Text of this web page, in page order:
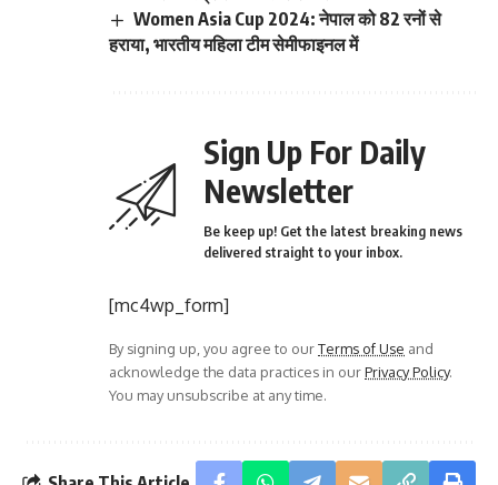
Women Asia Cup 2024: नेपाल को 82 रनों से
हराया, भारतीय महिला टीम सेमीफाइनल में
Sign Up For Daily
Newsletter
Be keep up! Get the latest breaking news
delivered straight to your inbox.
[mc4wp_form]
By signing up, you agree to ourTerms of Use and
acknowledge the data practices in ourPrivacy Policy.
You may unsubscribe at any time.